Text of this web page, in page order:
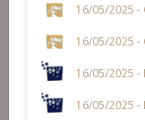
16/05/2025 -
16/05/2025 -
16/05/2025 -
16/05/2025 -